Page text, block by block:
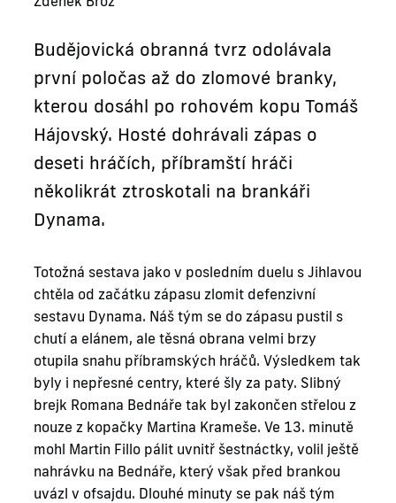
Budějovická obranná tvrz odolávala
první poločas až do zlomové branky,
kterou dosáhl po rohovém kopu Tomáš
Hájovský. Hosté dohrávali zápas o
deseti hráčích, příbramští hráči
několikrát ztroskotali na brankáři
Dynama.
Totožná sestava jako v posledním duelu s Jihlavou
chtěla od začátku zápasu zlomit defenzivní
sestavu Dynama. Náš tým se do zápasu pustil s
chutí a elánem, ale těsná obrana velmi brzy
otupila snahu příbramských hráčů. Výsledkem tak
byly i nepřesné centry, které šly za paty. Slibný
brejk Romana Bednáře tak byl zakončen střelou z
nouze z kopačky Martina Krameše. Ve 13. minutě
mohl Martin Fillo pálit uvnitř šestnáctky, volil ještě
nahrávku na Bednáře, který však před brankou
uvázl v ofsajdu. Dlouhé minuty se pak náš tým